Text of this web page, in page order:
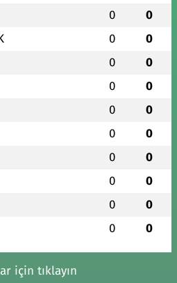
0 0
0 0
0 0
0 0
0 0
0 0
0 0
0 0
0 0
0 0
için tıklayın